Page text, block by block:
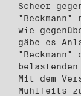
Scheer
wie
gäbe es
Mit dem
Mühlfeits